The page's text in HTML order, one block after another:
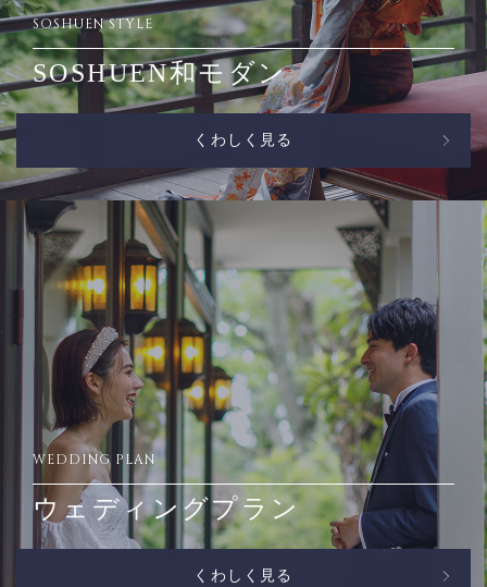
SOSHUEN STYLE
SOSHUEN和モダン
くわしく見る
WEDDING PLAN
ウェディングプラン
くわしく見る